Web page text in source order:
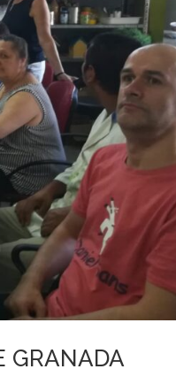
GRANADA